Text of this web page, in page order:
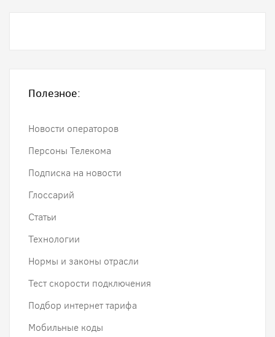
Полезное:
Новости операторов
Персоны Телекома
Подписка на новости
Глоссарий
Статьи
Технологии
Нормы и законы отрасли
Тест скорости подключения
Подбор интернет тарифа
Мобильные коды